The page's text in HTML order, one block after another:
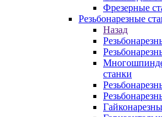
Фрезерные
Резьбонарезные
Назад
станки